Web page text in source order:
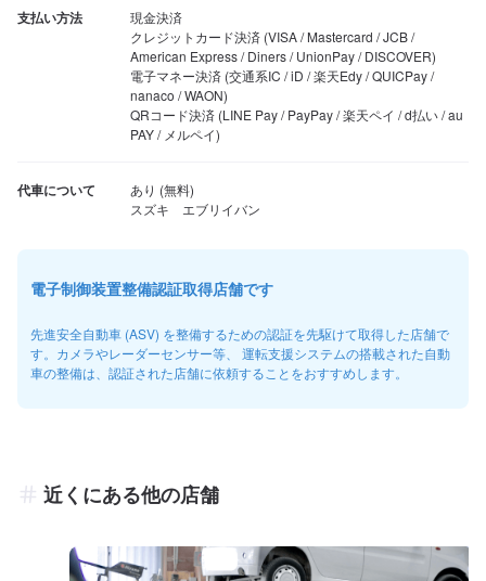
支払い方法
現金決済
クレジットカード決済 (VISA / Mastercard / JCB /
American Express / Diners / UnionPay / DISCOVER)
電子マネー決済 (交通系IC / iD / 楽天Edy / QUICPay /
nanaco / WAON)
QRコード決済 (LINE Pay / PayPay / 楽天ペイ / d払い / au
PAY / メルペイ)
代車について
あり (無料)
スズキ　エブリイバン
電子制御装置整備認証取得店舗です
先進安全自動車 (ASV) を整備するための認証を先駆けて取得した店舗で
す。カメラやレーダーセンサー等、 運転支援システムの搭載された自動
車の整備は、認証された店舗に依頼することをおすすめします。
近くにある他の店舗